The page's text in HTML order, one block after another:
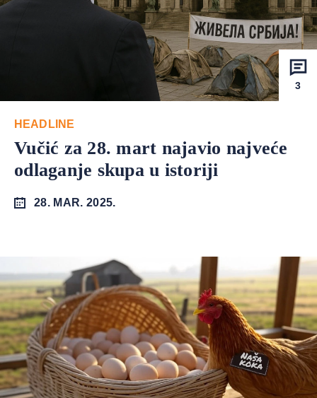
3
HEADLINE
Vučić za 28. mart najavio najveće
odlaganje skupa u istoriji
28. MAR. 2025.